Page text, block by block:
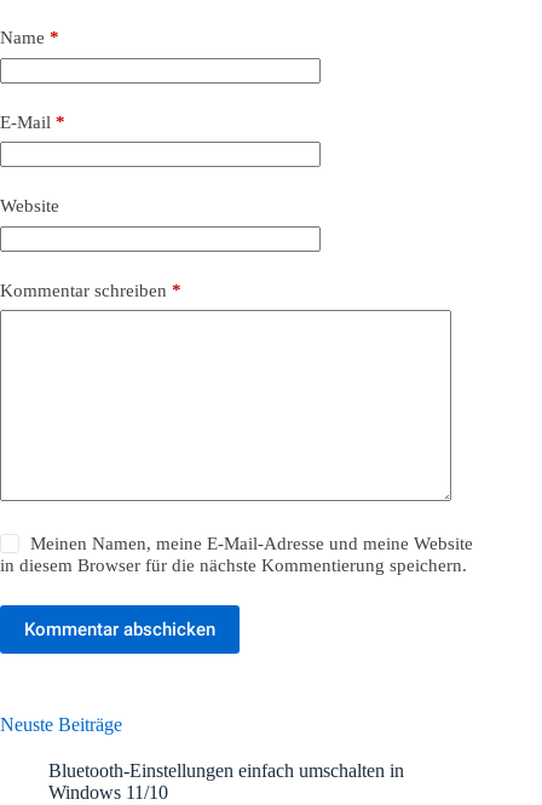
Name *
E-Mail *
Website
Kommentar schreiben *
Meinen Namen, meine E-Mail-Adresse und meine Website
in diesem Browser für die nächste Kommentierung speichern.
Kommentar abschicken
Neuste Beiträge
Bluetooth-Einstellungen einfach umschalten in
Windows 11/10